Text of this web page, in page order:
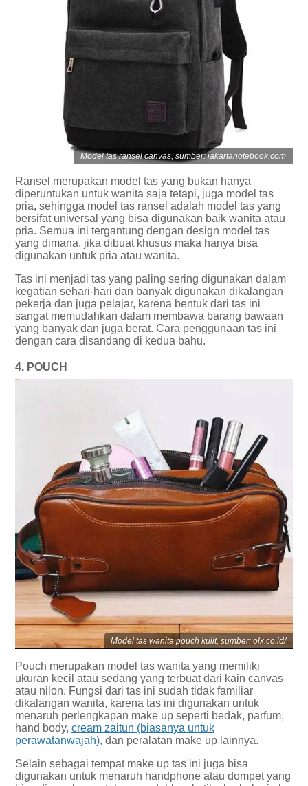
Model tas ransel canvas, sumber: jakartanotebook.com
Ransel merupakan model tas yang bukan hanya
diperuntukan untuk wanita saja tetapi, juga model tas
pria, sehingga model tas ransel adalah model tas yang
bersifat universal yang bisa digunakan baik wanita atau
pria. Semua ini tergantung dengan design model tas
yang dimana, jika dibuat khusus maka hanya bisa
digunakan untuk pria atau wanita.
Tas ini menjadi tas yang paling sering digunakan dalam
kegatian sehari-hari dan banyak digunakan dikalangan
pekerja dan juga pelajar, karena bentuk dari tas ini
sangat memudahkan dalam membawa barang bawaan
yang banyak dan juga berat. Cara penggunaan tas ini
dengan cara disandang di kedua bahu.
4. POUCH
Model tas wanita pouch kulit, sumber: olx.co.id/
Pouch merupakan model tas wanita yang memiliki
ukuran kecil atau sedang yang terbuat dari kain canvas
atau nilon. Fungsi dari tas ini sudah tidak familiar
dikalangan wanita, karena tas ini digunakan untuk
menaruh perlengkapan make up seperti bedak, parfum,
hand body, cream zaitun (biasanya untuk
perawatanwajah), dan peralatan make up lainnya.
Selain sebagai tempat make up tas ini juga bisa
digunakan untuk menaruh handphone atau dompet yang